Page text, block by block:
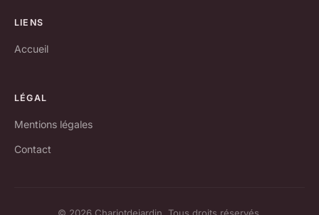
LIENS
Accueil
LÉGAL
Mentions légales
Contact